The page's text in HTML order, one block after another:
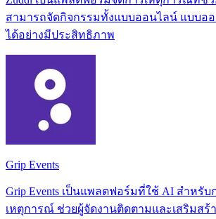
สามารถจัดกิจกรรมทั้งแบบออนไลน์ แบบอ
ได้อย่างมีประสิทธิภาพ
Grip Events
Grip Events เป็นแพลตฟอร์มที่ใช้ AI สำหรับ
เหตุการณ์ ช่วยผู้จัดงานติดตามและเสริมส